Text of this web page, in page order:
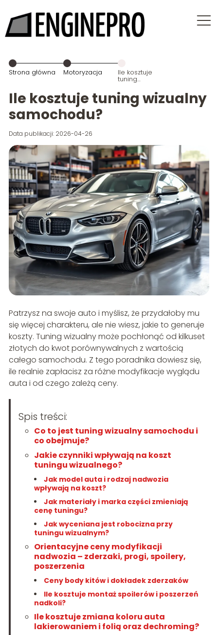
Strona główna Motoryzacja Ile kosztuje
tuning
wizualny
samochodu?
Ile kosztuje tuning wizualny
samochodu?
Data publikacji: 2026-04-26
Patrzysz na swoje auto i myślisz, że przydałoby mu
się więcej charakteru, ale nie wiesz, jakie to generuje
koszty. Tuning wizualny może pochłonąć od kilkuset
złotych do kwot porównywalnych z wartością
całego samochodu. Z tego poradnika dowiesz się,
ile realnie zapłacisz za różne modyfikacje wyglądu
auta i od czego zależą ceny.
Spis treści:
Co to jest tuning wizualny samochodu i
co obejmuje?
Jakie czynniki wpływają na koszt
tuningu wizualnego?
Jak model auta i rodzaj nadwozia
wpływają na koszt?
Jak materiały i marka części zmieniają
cenę tuningu?
Jak wyceniana jest robocizna przy
tuningu wizualnym?
Orientacyjne ceny modyfikacji
nadwozia – zderzaki, progi, spoilery,
poszerzenia
Ceny body kitów i dokładek zderzaków
Ile kosztuje montaż spoilerów i poszerzeń
nadkoli?
Ile kosztuje zmiana koloru auta
lakierowaniem i folią oraz dechroming?